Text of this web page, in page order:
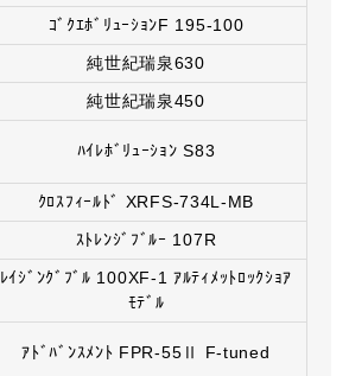
ｺﾞｸｴﾎﾞﾘｭｰｼｮﾝF 195-100
純世紀瑞泉630
純世紀瑞泉450
ﾊｲﾚﾎﾞﾘｭｰｼｮﾝ S83
ｸﾛｽﾌｨｰﾙﾄﾞ XRFS-734L-MB
ｽﾄﾚﾝｼﾞﾌﾞﾙｰ 107R
ﾚｲｼﾞﾝｸﾞﾌﾞﾙ 100XF-1 ｱﾙﾃｨﾒｯﾄﾛｯｸｼｮｱ
ﾓﾃﾞﾙ
ｱﾄﾞﾊﾞﾝｽﾒﾝﾄ FPR-55Ⅱ F-tuned